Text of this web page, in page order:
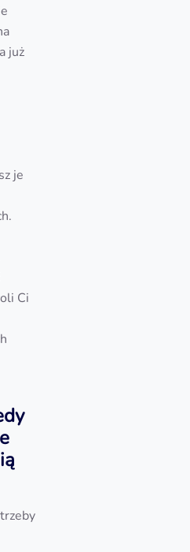
już
je
Ci